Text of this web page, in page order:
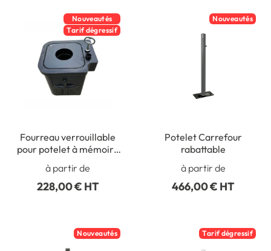
Nouveautés
Tarif dégressif
Fourreau verrouillable
pour potelet à mémoire
à partir de
228,00 € HT
Nouveautés
Potelet Carrefour
rabattable
à partir de
466,00 € HT
Nouveautés Tarif dégressif